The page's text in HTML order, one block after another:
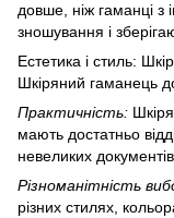
довше, ніж гаманці з
зношування і
Естетика і стиль:
Шкіряний гаманець
Практичність:
мають достатньо
невеликих
Різноманітність
різних стилях,